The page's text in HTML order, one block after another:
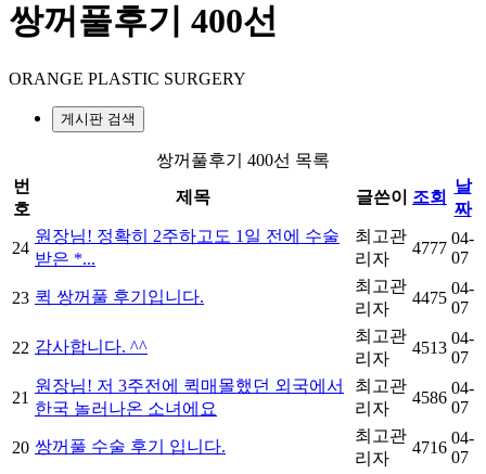
쌍꺼풀후기 400선
ORANGE PLASTIC SURGERY
게시판 검색
쌍꺼풀후기 400선 목록
번
호
제목 글쓴이 조회
날
짜
24
원장님! 정확히 2주하고도 1일 전에 수술
받은 *...
최고관
리자
4777
04-
07
23 퀵 쌍꺼풀 후기입니다.
최고관
리자
4475
04-
07
22 감사합니다. ^^
최고관
리자
4513
04-
07
21
원장님! 저 3주전에 퀵매몰했던 외국에서
한국 놀러나온 소녀에요
최고관
리자
4586
04-
07
20 쌍꺼풀 수술 후기 입니다.
최고관
리자
4716
04-
07